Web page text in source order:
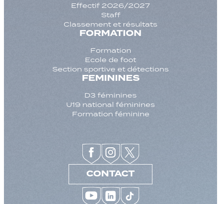
Effectif 2026/2027
Staff
Classement et résultats
FORMATION
Formation
Ecole de foot
Section sportive et détections
FEMININES
D3 féminines
U19 national féminines
Formation féminine
CONTACT